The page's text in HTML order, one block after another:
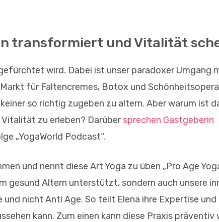
transformiert und Vitalität
wird. Dabei ist unser paradoxer Umgang
für Faltencremes, Botox und
so richtig zugeben zu altern. Aber warum ist
Vitalität zu erleben? Darübersprechen Gastgeberin
„YogaWorld Podcast“.
und nennt diese Art Yoga zu üben „Pro Age
gesund Altern unterstützt, sondern auch unsere
nicht Anti Age. So teilt Elena ihre Expertise
kann. Zum einen kann diese Praxis präventiv